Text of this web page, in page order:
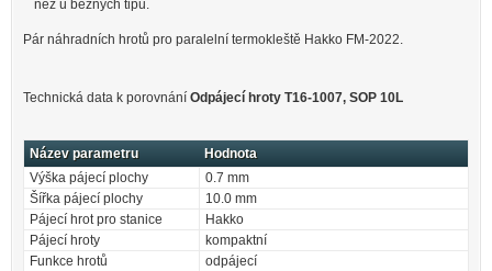
než u běžných tipů.
Pár náhradních hrotů pro paralelní termokleště Hakko FM-2022.
Technická data k porovnání Odpájecí hroty T16-1007, SOP 10L
Název parametru
Hodnota
Výška pájecí plochy
0.7 mm
Šířka pájecí plochy
10.0 mm
Pájecí hrot pro stanice
Hakko
Pájecí hroty
kompaktní
Funkce hrotů
odpájecí